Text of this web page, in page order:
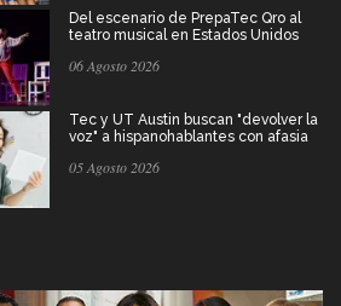
Del escenario de PrepaTec Qro al
teatro musical en Estados Unidos
06 Agosto 2026
Tec y UT Austin buscan "devolver la
voz" a hispanohablantes con afasia
05 Agosto 2026